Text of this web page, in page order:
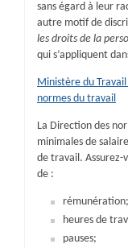
sans égard à leur
autre motif de
les droits de la
qui s’appliquent
Ministère du
normes du travail
La Direction des
minimales de
de travail. Assurez-
de :
rémunération;
heures de
pauses;